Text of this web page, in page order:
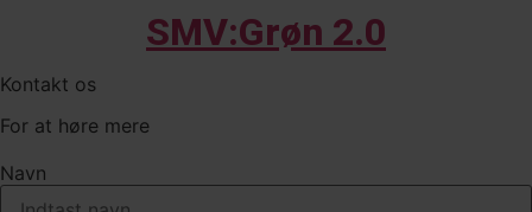
SMV:Grøn 2.0
Kontakt os
For at høre mere
Navn